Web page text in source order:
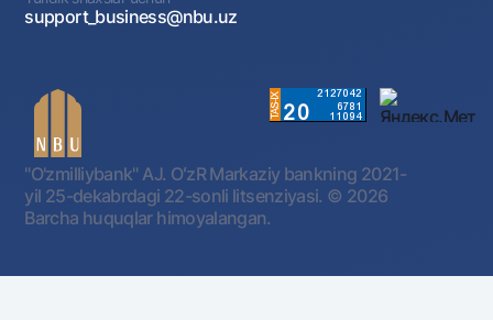
support_business@nbu.uz
"O'zmilliybank" AJ. OʻzR Markaziy bankning 2021-
yil 25-dekabrdagi 22-sonli litsenziyasi. © 2026
Barcha huquqlar himoyalangan.